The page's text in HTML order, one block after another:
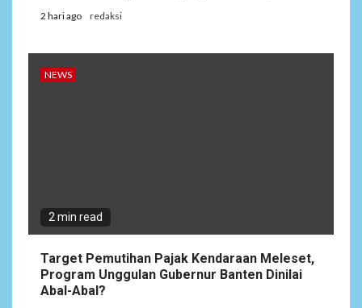
2 hari ago redaksi
NEWS
2 min read
Target Pemutihan Pajak Kendaraan Meleset,
Program Unggulan Gubernur Banten Dinilai
Abal-Abal?